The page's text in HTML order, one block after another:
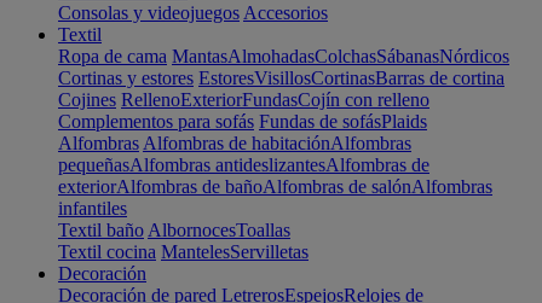
Consolas y videojuegos Accesorios
Textil
Ropa de cama MantasAlmohadasColchasSábanasNórdicos
Cortinas y estores EstoresVisillosCortinasBarras de cortina
Cojines RellenoExteriorFundasCojín con relleno
Complementos para sofás Fundas de sofásPlaids
Alfombras Alfombras de habitaciónAlfombras
pequeñasAlfombras antideslizantesAlfombras de
exteriorAlfombras de bañoAlfombras de salónAlfombras
infantiles
Textil baño AlbornocesToallas
Textil cocina MantelesServilletas
Decoración
Decoración de pared LetrerosEspejosRelojes de